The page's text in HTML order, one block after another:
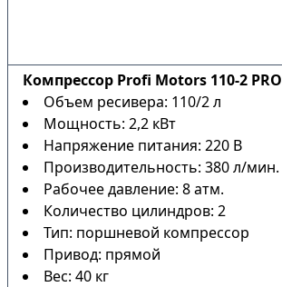
Компрессор Profi Motors 110-2 PRO
Объем ресивера: 110/2 л
Мощность: 2,2 кВт
Напряжение питания: 220 В
Производительность: 380 л/мин.
Рабочее давление: 8 атм.
Количество цилиндров: 2
Тип: поршневой компрессор
Привод: прямой
Вес: 40 кг